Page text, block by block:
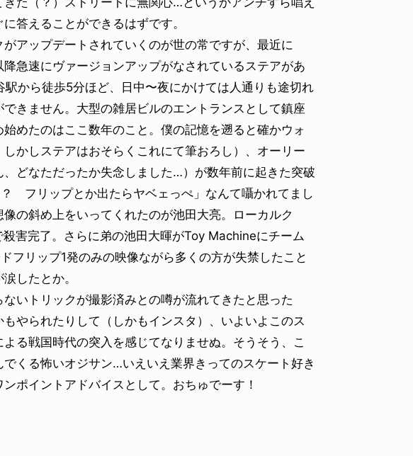
答えることができるはずです。
アップデートされていくのが世の常ですが、最近に
急速にヴァージョンアップがなされているステアがあ
から徒歩5分ほど、日中〜夜にかけては人通りも途切れ
きません。大型の雑居ビルのエントランスとして鎮座
めたのはここ数年のこと。僕の記憶を遡ると確かウォ
かしステアはおそらくこれにて筆おろし）、オーリー
、どなただったか失念しました…）が数年前に起きた突破
フリップとか出たらヤベェっぺ」なんて囁かれてまし
の斜め上をいってくれたのが池田大亮。ローカルク
害完了。さらに弟の池田大暉がToy Machineにチーム
フリップ1発のみの映像ながら多くの方が失禁したこと
したとか。
いトリックが撮影済みとの噂が流れてきたと思った
やられたりして（しかもインスタ）、いよいよこのス
る戦国時代の突入を感じてなりませぬ。そうそう、こ
くる怖いオジサン…いえいえ業界きってのスケート好き
ポイントアドバイスとして。おちゅでーす！